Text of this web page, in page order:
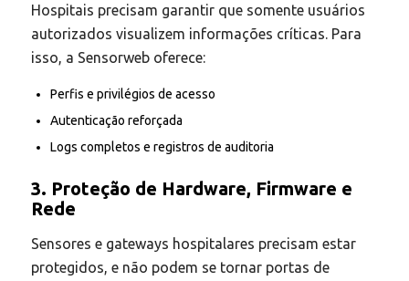
Hospitais precisam garantir que somente usuários
autorizados visualizem informações críticas. Para
isso, a Sensorweb oferece:
Perfis e privilégios de acesso
Autenticação reforçada
Logs completos e registros de auditoria
3. Proteção de Hardware, Firmware e
Rede
Sensores e gateways hospitalares precisam estar
protegidos, e não podem se tornar portas de